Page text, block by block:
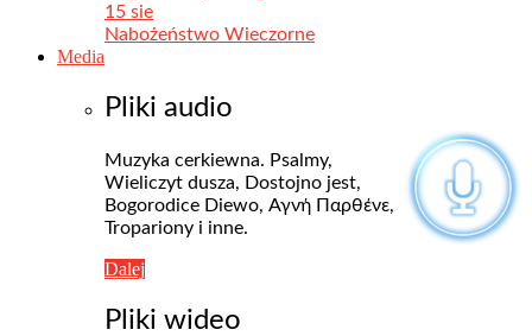
15 sie
Nabożeństwo Wieczorne
Media
Pliki audio
Muzyka cerkiewna. Psalmy,
Wieliczyt dusza, Dostojno jest,
Bogorodice Diewo, Αγνή Пαρθένε,
Tropariony i inne.
Dalej
Pliki wideo